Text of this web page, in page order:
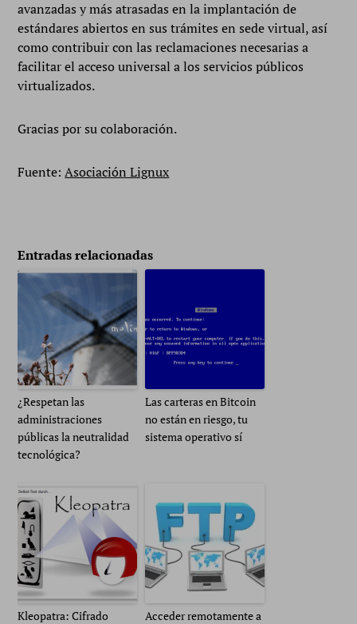
avanzadas y más atrasadas en la implantación de
estándares abiertos en sus trámites en sede virtual, así
como contribuir con las reclamaciones necesarias a
facilitar el acceso universal a los servicios públicos
virtualizados.
Gracias por su colaboración.
Fuente:Asociación Lignux
Entradas relacionadas
¿Respetan las
administraciones
públicas la neutralidad
tecnológica?
Las carteras en Bitcoin
no están en riesgo, tu
sistema operativo sí
Kleopatra: Cifrado
Acceder remotamente a